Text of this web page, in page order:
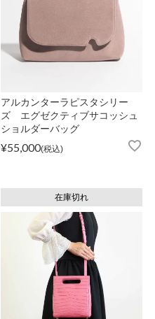
アルカンターラピスタシリー
ズ エグゼクティブサコッシュ
ショルダーバッグ
¥55,000 税込
在庫切れ